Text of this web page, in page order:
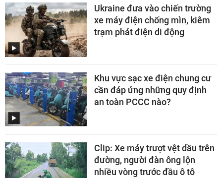
Ukraine đưa vào chiến trường
xe máy điện chống mìn, kiêm
trạm phát điện di động
Khu vực sạc xe điện chung cư
cần đáp ứng những quy định
an toàn PCCC nào?
Clip: Xe máy trượt vệt dầu trên
đường, người đàn ông lộn
nhiều vòng trước đầu ô tô